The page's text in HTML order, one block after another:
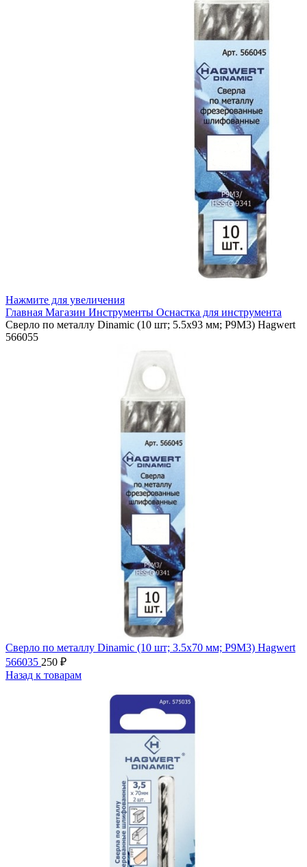
Нажмите для увеличения
Главная Магазин Инструменты Оснастка для инструмента
Сверло по металлу Dinamic (10 шт; 5.5х93 мм; P9M3) Hagwert
566055
Сверло по металлу Dinamic (10 шт; 3.5х70 мм; P9M3) Hagwert
566035 250 ₽
Назад к товарам